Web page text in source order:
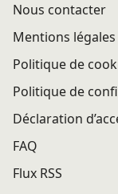
Nous contacter
Mentions légales
Politique de
Politique de
Déclaration
FAQ
Flux RSS